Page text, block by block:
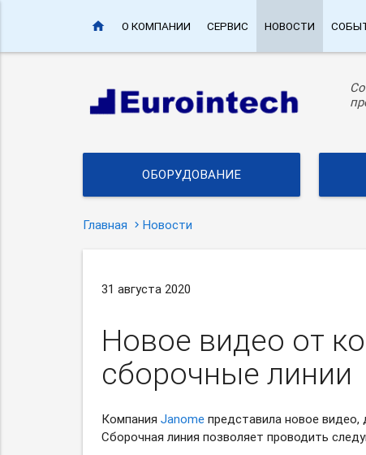
home О КОМПАНИИ СЕРВИС НОВОСТИ
ОБОРУДОВАНИЕ
Главная Новости
31 августа 2020
Новое видео от
сборочные линии
Компания Janomeпредставила новое видео,
Сборочная линия позволяет проводить